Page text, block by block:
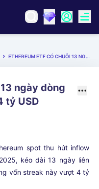
ETHEREUM ETF CÓ CHUỖI 13 NGÀY DÒNG TIỀN DƯƠNG LÊN TỚI HƠN 4 TỶ USD
ngày dòng
tỷ USD
spot thu hút inflow
kéo dài 13 ngày liên
vốn streak này vượt 4 tỷ